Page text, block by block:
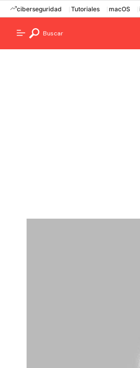
ciberseguridad Tutoriales macOS
Buscar